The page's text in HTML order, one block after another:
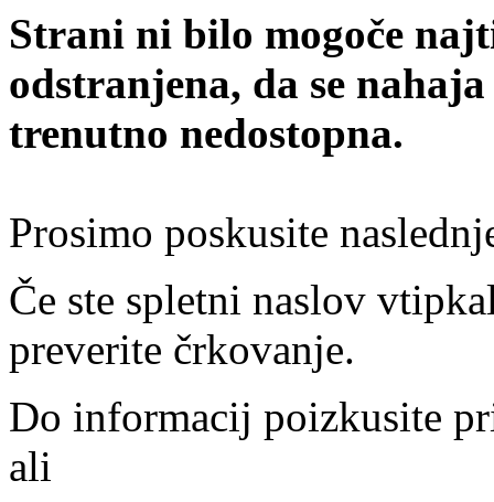
Strani ni bilo mogoče
odstranjena, da se
trenutno nedostopna.
Prosimo poskusite
Če ste spletni naslov
preverite črkovanje.
Do informacij poizkusite
ali